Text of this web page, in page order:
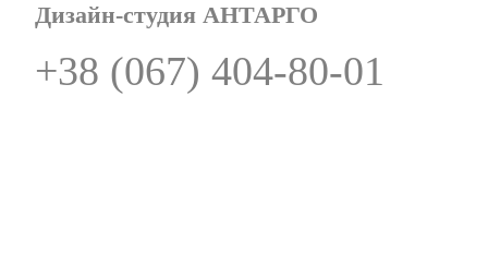
Дизайн-студия АНТАРГО
+38 (067) 404-80-01